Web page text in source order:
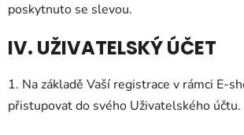
poskytnuto se slevou.
IV. UŽIVATELSKÝ ÚČET
1. Na základě Vaší registrace v rámci E-
přistupovat do svého Uživatelského účtu.